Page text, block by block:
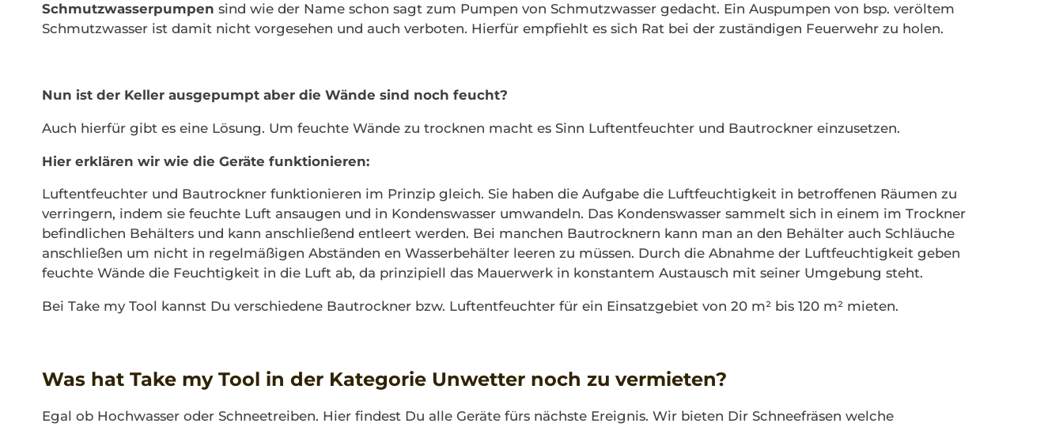
Schmutzwasserpumpen sind wie der Name schon sagt zum Pumpen von Schmutzwasser gedacht. Ein Auspumpen von bsp. veröltem
Schmutzwasser ist damit nicht vorgesehen und auch verboten. Hierfür empfiehlt es sich Rat bei der zuständigen Feuerwehr zu holen.
Nun ist der Keller ausgepumpt aber die Wände sind noch feucht?
Auch hierfür gibt es eine Lösung. Um feuchte Wände zu trocknen macht es Sinn Luftentfeuchter und Bautrockner einzusetzen.
Hier erklären wir wie die Geräte funktionieren:
Luftentfeuchter und Bautrockner funktionieren im Prinzip gleich. Sie haben die Aufgabe die Luftfeuchtigkeit in betroffenen Räumen zu
verringern, indem sie feuchte Luft ansaugen und in Kondenswasser umwandeln. Das Kondenswasser sammelt sich in einem im Trockner
befindlichen Behälters und kann anschließend entleert werden. Bei manchen Bautrocknern kann man an den Behälter auch Schläuche
anschließen um nicht in regelmäßigen Abständen en Wasserbehälter leeren zu müssen. Durch die Abnahme der Luftfeuchtigkeit geben
feuchte Wände die Feuchtigkeit in die Luft ab, da prinzipiell das Mauerwerk in konstantem Austausch mit seiner Umgebung steht.
Bei Take my Tool kannst Du verschiedene Bautrockner bzw. Luftentfeuchter für ein Einsatzgebiet von 20 m² bis 120 m² mieten.
Was hat Take my Tool in der Kategorie Unwetter noch zu vermieten?
Egal ob Hochwasser oder Schneetreiben. Hier findest Du alle Geräte fürs nächste Ereignis. Wir bieten Dir Schneefräsen welche